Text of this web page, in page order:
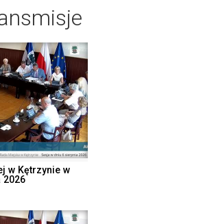
w Kętrzynie w
2026